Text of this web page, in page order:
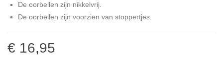
De oorbellen zijn nikkelvrij.
De oorbellen zijn voorzien van stoppertjes.
€ 16,95